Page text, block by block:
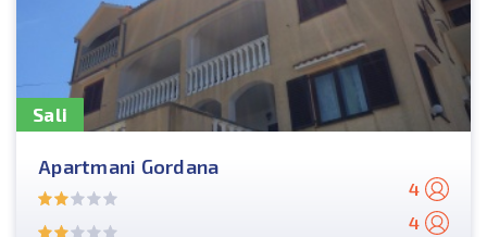
Sali
Apartmani Gordana
4
4